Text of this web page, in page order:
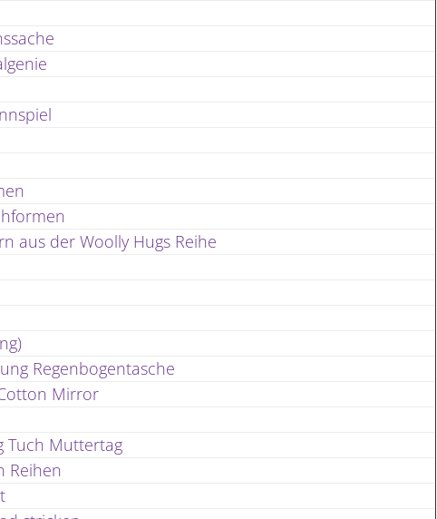
aus der Woolly Hugs Reihe
Regenbogentasche
Mirror
Tuch Muttertag
Reihen